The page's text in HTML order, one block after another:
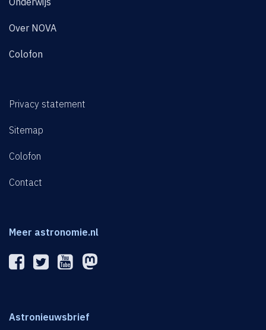
Over NOVA
Colofon
Privacy statement
Sitemap
Colofon
Contact
Meer astronomie.nl
Astronieuwsbrief